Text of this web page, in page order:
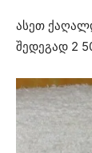
ასეთ
შედეგად 2